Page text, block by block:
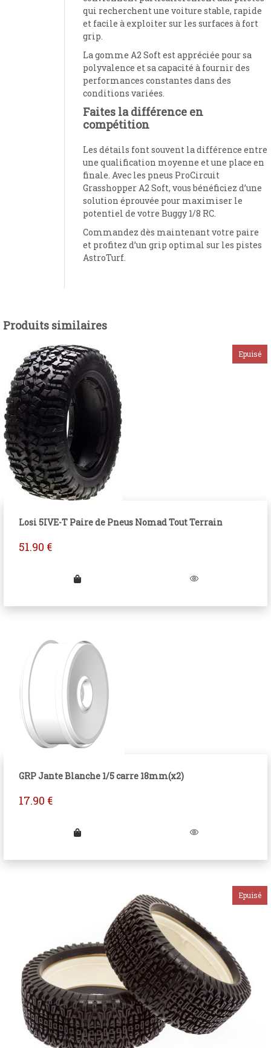
qui recherchent une voiture stable, rapide
et facile à exploiter sur les surfaces à fort
grip.
La gomme A2 Soft est appréciée pour sa
polyvalence et sa capacité à fournir des
performances constantes dans des
conditions variées.
Faites la différence en
compétition
Les détails font souvent la différence entre
une qualification moyenne et une place en
finale. Avec les pneus ProCircuit
Grasshopper A2 Soft, vous bénéficiez d’une
solution éprouvée pour maximiser le
potentiel de votre Buggy 1/8 RC.
Commandez dès maintenant votre paire
et profitez d’un grip optimal sur les pistes
AstroTurf.
Produits similaires
Losi 5IVE-T Paire de Pneus Nomad Tout Terrain
51.90 €
GRP Jante Blanche 1/5 carre 18mm(x2)
17.90 €